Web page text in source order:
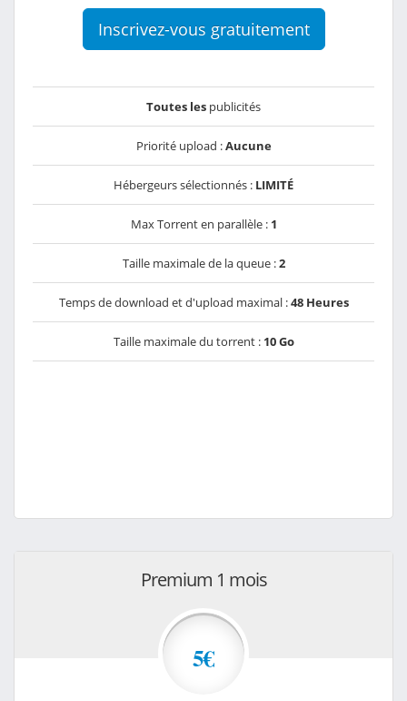
Inscrivez-vous gratuitement
Toutes les publicités
Priorité upload :Aucune
Hébergeurs sélectionnés : LIMITÉ
Max Torrent en parallèle : 1
Taille maximale de la queue :2
Temps de download et d'upload maximal :48 Heures
Taille maximale du torrent : 10 Go
Premium 1 mois
5€